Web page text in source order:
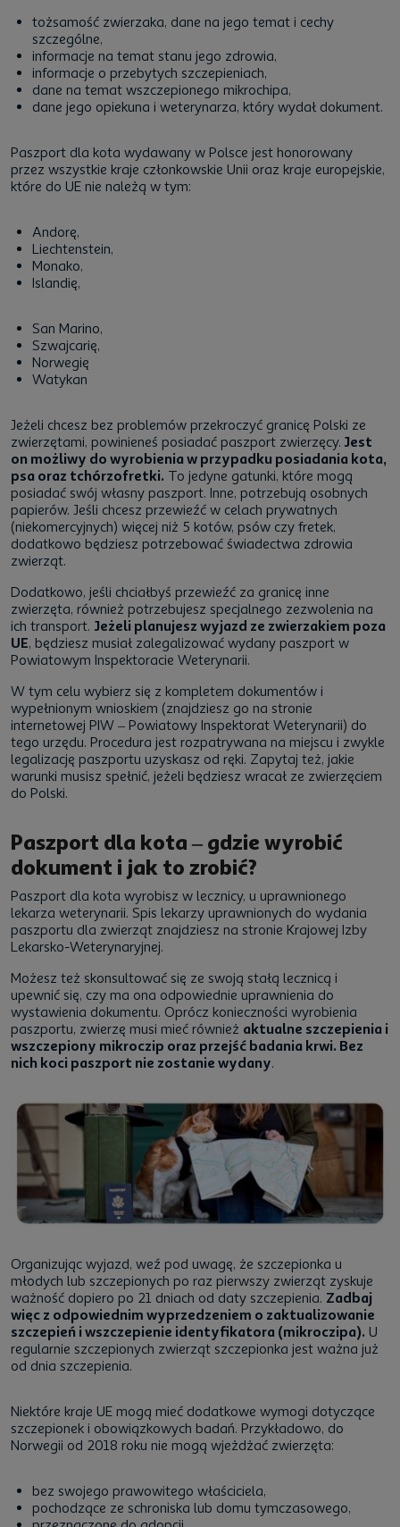
tożsamość zwierzaka, dane na jego temat i cechy
szczególne,
informacje na temat stanu jego zdrowia,
informacje o przebytych szczepieniach,
dane na temat wszczepionego mikrochipa,
dane jego opiekuna i weterynarza, który wydał dokument.
Paszport dla kota wydawany w Polsce jest honorowany
przez wszystkie kraje członkowskie Unii oraz kraje europejskie,
które do UE nie należą w tym:
Andorę,
Liechtenstein,
Monako,
Islandię,
San Marino,
Szwajcarię,
Norwegię
Watykan
Jeżeli chcesz bez problemów przekroczyć granicę Polski ze
zwierzętami, powinieneś posiadać paszport zwierzęcy. Jest
on możliwy do wyrobienia w przypadku posiadania kota,
psa oraz tchórzofretki. To jedyne gatunki, które mogą
posiadać swój własny paszport. Inne, potrzebują osobnych
papierów. Jeśli chcesz przewieźć w celach prywatnych
(niekomercyjnych) więcej niż 5 kotów, psów czy fretek,
dodatkowo będziesz potrzebować świadectwa zdrowia
zwierząt.
Dodatkowo, jeśli chciałbyś przewieźć za granicę inne
zwierzęta, również potrzebujesz specjalnego zezwolenia na
ich transport. Jeżeli planujesz wyjazd ze zwierzakiem poza
UE, będziesz musiał zalegalizować wydany paszport w
Powiatowym Inspektoracie Weterynarii.
W tym celu wybierz się z kompletem dokumentów i
wypełnionym wnioskiem (znajdziesz go na stronie
internetowej PIW – Powiatowy Inspektorat Weterynarii) do
tego urzędu. Procedura jest rozpatrywana na miejscu i zwykle
legalizację paszportu uzyskasz od ręki. Zapytaj też, jakie
warunki musisz spełnić, jeżeli będziesz wracał ze zwierzęciem
do Polski.
Paszport dla kota – gdzie wyrobić
dokument i jak to zrobić?
Paszport dla kota wyrobisz w lecznicy, u uprawnionego
lekarza weterynarii. Spis lekarzy uprawnionych do wydania
paszportu dla zwierząt znajdziesz na stronie Krajowej Izby
Lekarsko-Weterynaryjnej.
Możesz też skonsultować się ze swoją stałą lecznicą i
upewnić się, czy ma ona odpowiednie uprawnienia do
wystawienia dokumentu. Oprócz konieczności wyrobienia
paszportu, zwierzę musi mieć również aktualne szczepienia i
wszczepiony mikroczip oraz przejść badania krwi. Bez
nich koci paszport nie zostanie wydany.
Organizując wyjazd, weź pod uwagę, że szczepionka u
młodych lub szczepionych po raz pierwszy zwierząt zyskuje
ważność dopiero po 21 dniach od daty szczepienia. Zadbaj
więc z odpowiednim wyprzedzeniem o zaktualizowanie
szczepień i wszczepienie identyfikatora (mikroczipa). U
regularnie szczepionych zwierząt szczepionka jest ważna już
od dnia szczepienia.
Niektóre kraje UE mogą mieć dodatkowe wymogi dotyczące
szczepionek i obowiązkowych badań. Przykładowo, do
Norwegii od 2018 roku nie mogą wjeżdżać zwierzęta:
bez swojego prawowitego właściciela,
pochodzące ze schroniska lub domu tymczasowego,